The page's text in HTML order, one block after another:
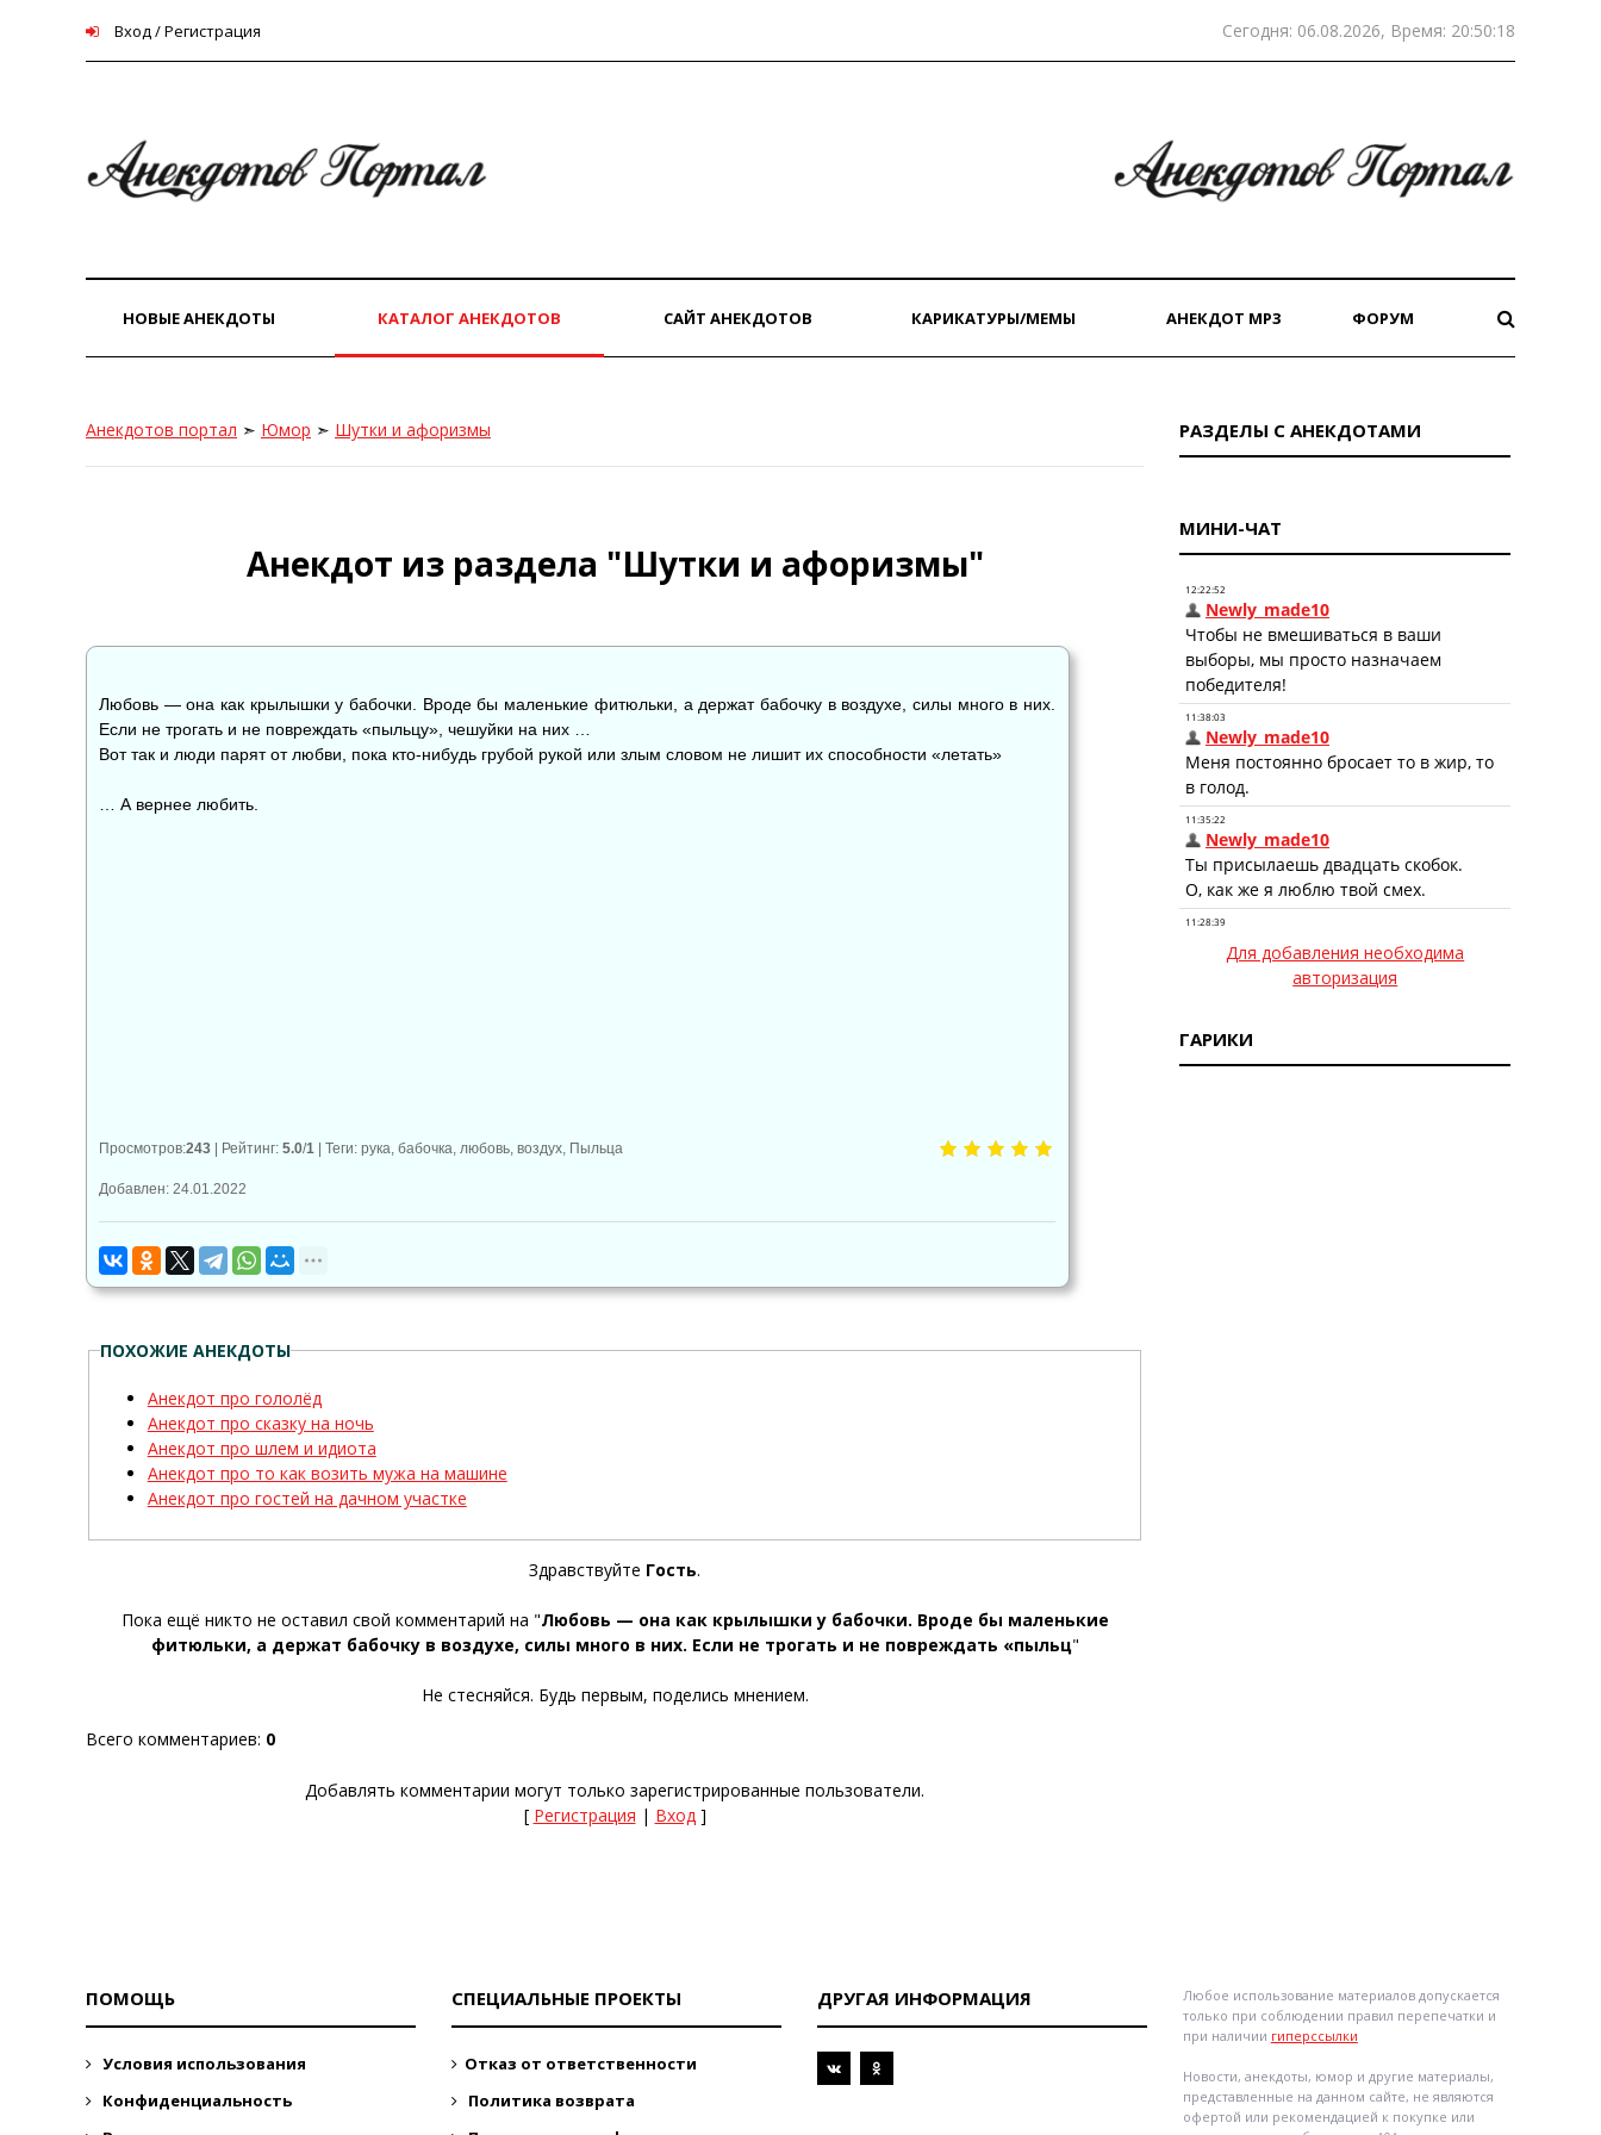
Вход / Регистрация Сегодня: 06.08.2026, Время: 20:50:18
НОВЫЕ АНЕКДОТЫ КАТАЛОГ АНЕКДОТОВ САЙТ АНЕКДОТОВ КАРИКАТУРЫ/МЕМЫ АНЕКДОТ MP3 ФОРУМ
Анекдотов портал ➣ Юмор ➣ Шутки и афоризмы
Анекдот из раздела "Шутки и афоризмы"
Любовь — она как крылышки у бабочки. Вроде бы маленькие фитюльки, а держат бабочку в воздухе, силы много в них.
Если не трогать и не повреждать «пыльцу», чешуйки на них …
Вот так и люди парят от любви, пока кто-нибудь грубой рукой или злым словом не лишит их способности «летать»
… А вернее любить.
Просмотров:243 | Рейтинг: 5.0/1 | Теги: рука бабочка любовь воздух Пыльца
Добавлен: 24.01.2022
ПОХОЖИЕ АНЕКДОТЫ
Анекдот про гололёд
Анекдот про сказку на ночь
Анекдот про шлем и идиота
Анекдот про то как возить мужа на машине
Анекдот про гостей на дачном участке
Здравствуйте Гость.
Пока ещё никто не оставил свой комментарий на "Любовь — она как крылышки у бабочки. Вроде бы маленькие
фитюльки, а держат бабочку в воздухе, силы много в них. Если не трогать и не повреждать «пыльц"
Не стесняйся. Будь первым, поделись мнением.
Всего комментариев: 0
Добавлять комментарии могут только зарегистрированные пользователи.
[ Регистрация | Вход]
РАЗДЕЛЫ С АНЕКДОТАМИ
МИНИ-ЧАТ
Для добавления необходима
авторизация
ГАРИКИ
ПОМОЩЬ
Условия использования
Конфиденциальность
СПЕЦИАЛЬНЫЕ ПРОЕКТЫ
Отказ от ответственности
Политика возврата
ДРУГАЯ ИНФОРМАЦИЯ
Любое использование материалов допускается
только при соблюдении правил перепечатки и
при наличии гиперссылки
Новости, анекдоты, юмор и другие материалы,
представленные на данном сайте, не являются
офертой или рекомендацией к покупке или